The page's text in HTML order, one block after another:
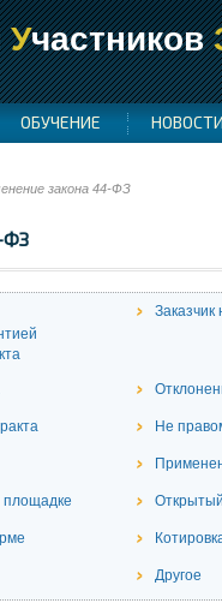
Участников
ОБУЧЕНИЕ
закона 44-ФЗ
Заказчик
Не
площадке
Другое